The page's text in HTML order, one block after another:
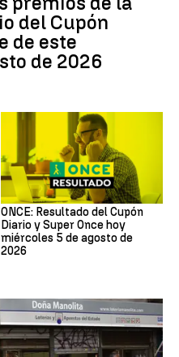
del Cupón
de este
de 2026
ONCE: Resultado del Cupón
Diario y Super Once hoy
miércoles 5 de agosto de
2026